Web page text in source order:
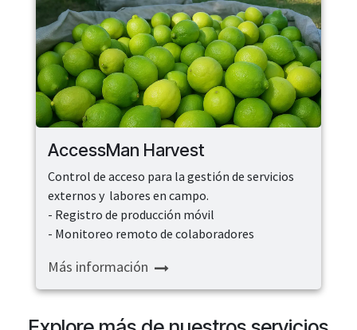
AccessMan Harvest
Control de acceso para la gestión de servicios
externos y labores en campo.
- Registro de producción móvil
- Monitoreo remoto de colaboradores
Más información